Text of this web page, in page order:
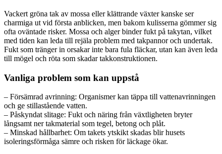
Vackert gröna tak av mossa eller klättrande växter kanske ser
charmiga ut vid första anblicken, men bakom kulisserna gömmer sig
ofta oväntade risker. Mossa och alger binder fukt på takytan, vilket
med tiden kan leda till rejäla problem med takpannor och undertak.
Fukt som tränger in orsakar inte bara fula fläckar, utan kan även leda
till mögel och röta som skadar takkonstruktionen.
Vanliga problem som kan uppstå
– Försämrad avrinning: Organismer kan täppa till vattenavrinningen
och ge stillastående vatten.
– Påskyndat slitage: Fukt och näring från växtligheten bryter
långsamt ner takmaterial som tegel, betong och plåt.
– Minskad hållbarhet: Om takets ytskikt skadas blir husets
isoleringsförmåga sämre och risken för läckage ökar.